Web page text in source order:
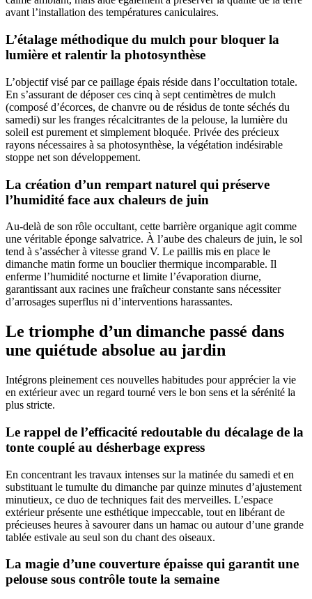
avant l’installation des températures caniculaires.
L’étalage méthodique du mulch pour bloquer la
lumière et ralentir la photosynthèse
L’objectif visé par ce paillage épais réside dans l’occultation totale.
En s’assurant de déposer ces cinq à sept centimètres de mulch
(composé d’écorces, de chanvre ou de résidus de tonte séchés du
samedi) sur les franges récalcitrantes de la pelouse, la lumière du
soleil est purement et simplement bloquée. Privée des précieux
rayons nécessaires à sa photosynthèse, la végétation indésirable
stoppe net son développement.
La création d’un rempart naturel qui préserve
l’humidité face aux chaleurs de juin
Au-delà de son rôle occultant, cette barrière organique agit comme
une véritable éponge salvatrice. À l’aube des chaleurs de juin, le sol
tend à s’assécher à vitesse grand V. Le paillis mis en place le
dimanche matin forme un bouclier thermique incomparable. Il
enferme l’humidité nocturne et limite l’évaporation diurne,
garantissant aux racines une fraîcheur constante sans nécessiter
d’arrosages superflus ni d’interventions harassantes.
Le triomphe d’un dimanche passé dans
une quiétude absolue au jardin
Intégrons pleinement ces nouvelles habitudes pour apprécier la vie
en extérieur avec un regard tourné vers le bon sens et la sérénité la
plus stricte.
Le rappel de l’efficacité redoutable du décalage de la
tonte couplé au désherbage express
En concentrant les travaux intenses sur la matinée du samedi et en
substituant le tumulte du dimanche par quinze minutes d’ajustement
minutieux, ce duo de techniques fait des merveilles. L’espace
extérieur présente une esthétique impeccable, tout en libérant de
précieuses heures à savourer dans un hamac ou autour d’une grande
tablée estivale au seul son du chant des oiseaux.
La magie d’une couverture épaisse qui garantit une
pelouse sous contrôle toute la semaine